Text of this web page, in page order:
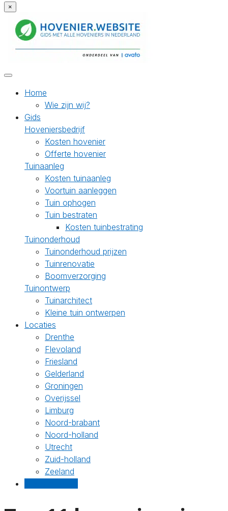
×
Home
Wie zijn wij?
Gids
Hoveniersbedrijf
Kosten hovenier
Offerte hovenier
Tuinaanleg
Kosten tuinaanleg
Voortuin aanleggen
Tuin ophogen
Tuin bestraten
Kosten tuinbestrating
Tuinonderhoud
Tuinonderhoud prijzen
Tuinrenovatie
Boomverzorging
Tuinontwerp
Tuinarchitect
Kleine tuin ontwerpen
Locaties
Drenthe
Flevoland
Friesland
Gelderland
Groningen
Overijssel
Limburg
Noord-brabant
Noord-holland
Utrecht
Zuid-holland
Zeeland